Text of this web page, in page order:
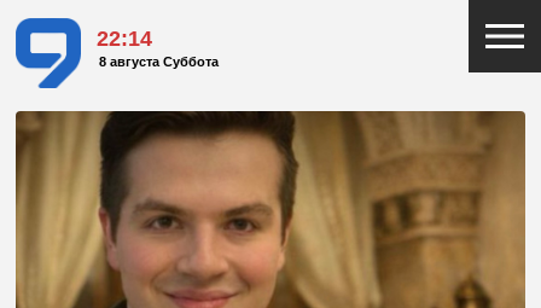
22:14
8 августа Суббота